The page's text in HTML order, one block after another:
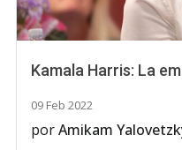
Kamala Harris: La
09 Feb 2022
porAmikam